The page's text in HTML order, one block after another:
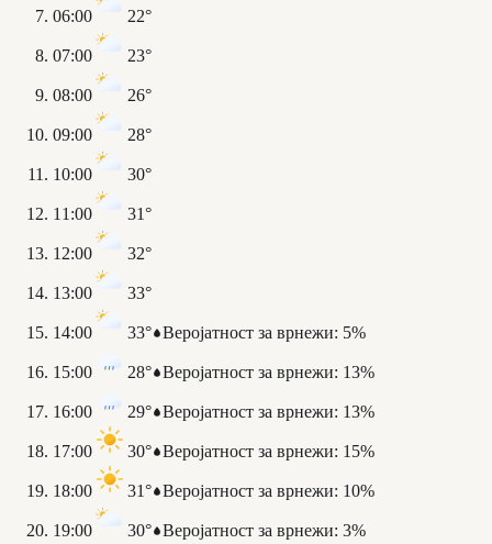
06:00 22°
07:00 23°
08:00 26°
09:00 28°
10:00 30°
11:00 31°
12:00 32°
13:00 33°
14:00 33° Веројатност за врнежи: 5%
15:00 28° Веројатност за врнежи: 13%
16:00 29° Веројатност за врнежи: 13%
17:00 30° Веројатност за врнежи: 15%
18:00 31° Веројатност за врнежи: 10%
19:00 30° Веројатност за врнежи: 3%